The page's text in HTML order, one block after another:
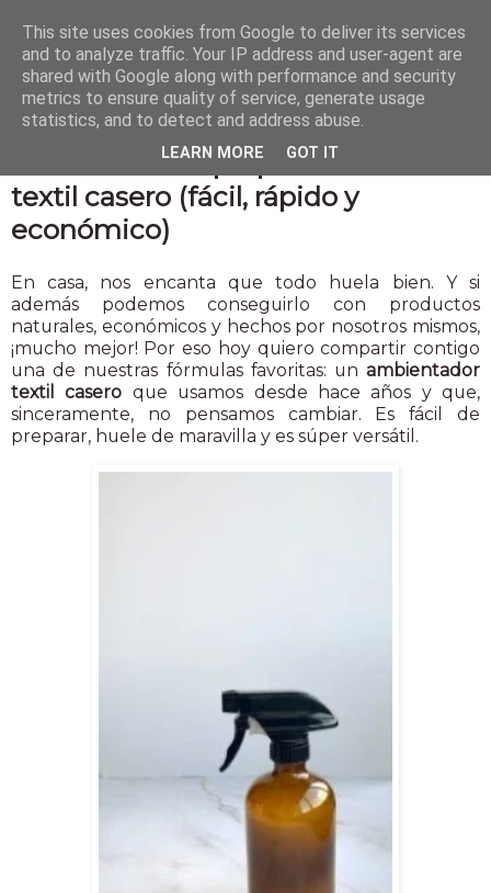
Cómo hacer tu propio ambientador
textil casero (fácil, rápido y
económico)
En casa, nos encanta que todo huela bien. Y si
además podemos conseguirlo con productos
naturales, económicos y hechos por nosotros mismos,
¡mucho mejor! Por eso hoy quiero compartir contigo
una de nuestras fórmulas favoritas: un ambientador
textil casero que usamos desde hace años y que,
sinceramente, no pensamos cambiar. Es fácil de
preparar, huele de maravilla y es súper versátil.
This site uses cookies from Google to deliver its services
and to analyze traffic. Your IP address and user-agent are
shared with Google along with performance and security
metrics to ensure quality of service, generate usage
statistics, and to detect and address abuse.
LEARN MORE GOT IT